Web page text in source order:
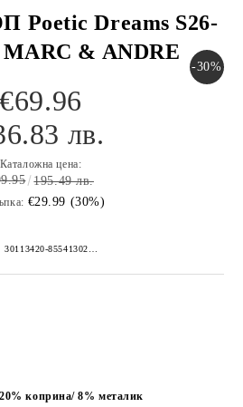
Dreams S26-
MARC & ANDRE
-30%
€69.96
лв.
Каталожна цена:
195.49 лв.
€29.99 (30%)
коприна/ 8% металик